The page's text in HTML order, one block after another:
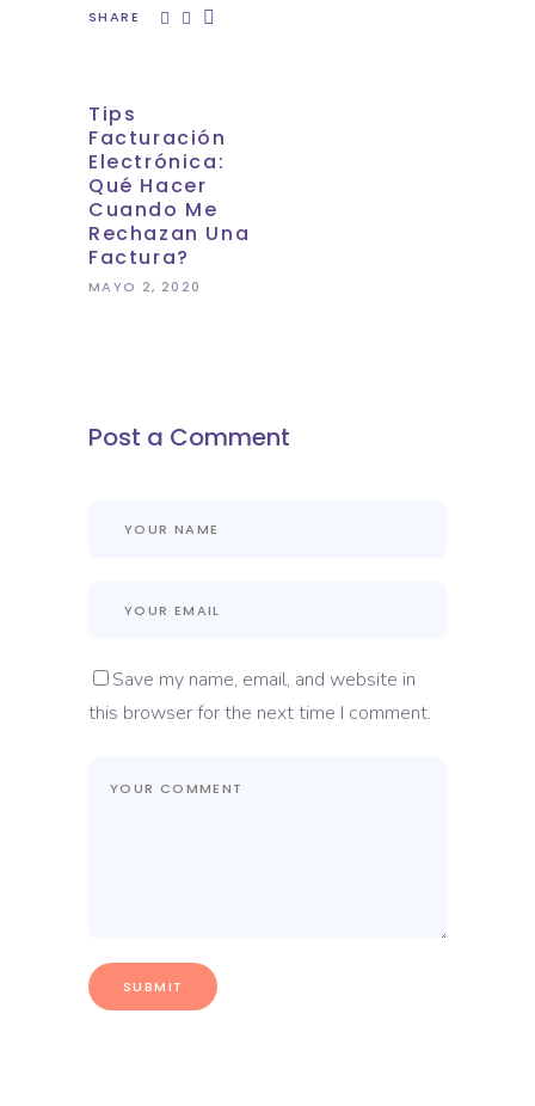
SHARE
Tips
Facturación
Electrónica:
Qué Hacer
Cuando Me
Rechazan Una
Factura?
MAYO 2, 2020
Post a Comment
Save my name, email, and website in
this browser for the next time I comment.